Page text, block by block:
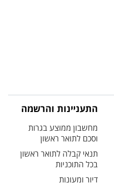
התעניינות והרשמה
מחשבון ממוצע בגרות
וסכם לתואר ראשון
תנאי קבלה לתואר ראשון
בכל התוכניות
דיור ומעונות